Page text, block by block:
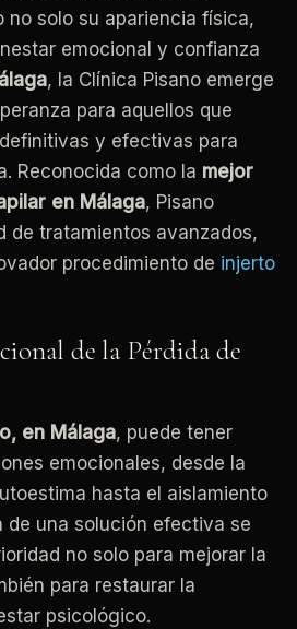
no solo su apariencia física,
emocional y confianza
, la Clínica Pisano emerge
para aquellos que
y efectivas para
Reconocida como la mejor
en Málaga, Pisano
de tratamientos avanzados,
procedimiento de injerto
de la Pérdida de
en Málaga, puede tener
emocionales, desde la
hasta el aislamiento
de una solución efectiva se
no solo para mejorar la
para restaurar la
psicológico.